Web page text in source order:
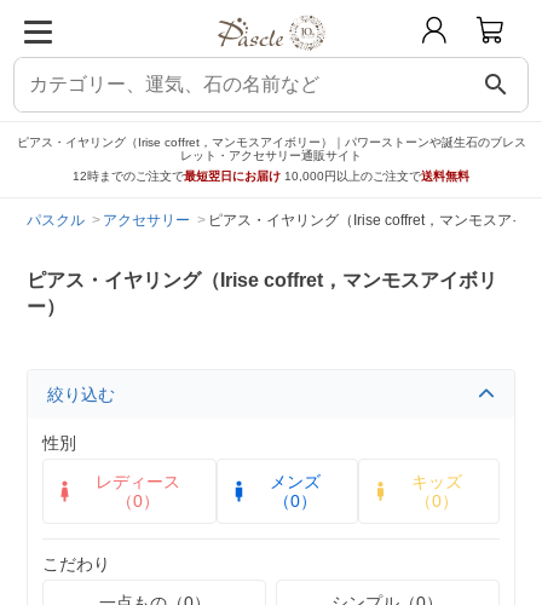
search
ピアス・イヤリング（Irise coffret，マンモスアイボリー）｜パワーストーンや誕生石のブレス
レット・アクセサリー通販サイト
12時までのご注文で最短翌日にお届け 10,000円以上のご注文で送料無料
パスクル アクセサリー ピアス・イヤリング（Irise coffret，マンモスアイ
ピアス・イヤリング（Irise coffret，マンモスアイボリ
ー）
絞り込む
性別
レディース
（0）
メンズ
（0）
キッズ
（0）
こだわり